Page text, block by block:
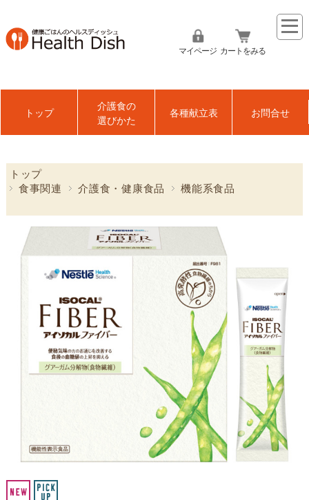
マイページ カートをみる
トップ
介護食の
選びかた
各種献立表 お問合せ
トップ
食事関連
介護食・健康食品 機能系食品